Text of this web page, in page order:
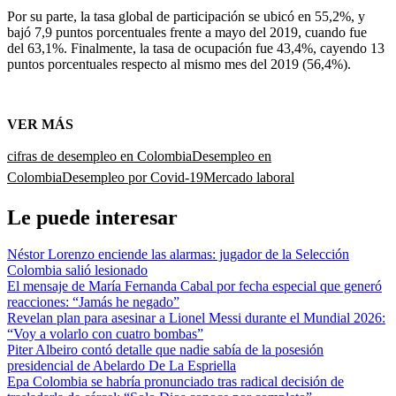
Por su parte, la tasa global de participación se ubicó en 55,2%, y
bajó 7,9 puntos porcentuales frente a mayo del 2019, cuando fue
del 63,1%. Finalmente, la tasa de ocupación fue 43,4%, cayendo 13
puntos porcentuales respecto al mismo mes del 2019 (56,4%).
VER MÁS
cifras de desempleo en ColombiaDesempleo en
ColombiaDesempleo por Covid-19Mercado laboral
Le puede interesar
Néstor Lorenzo enciende las alarmas: jugador de la Selección
Colombia salió lesionado
El mensaje de María Fernanda Cabal por fecha especial que generó
reacciones: “Jamás he negado”
Revelan plan para asesinar a Lionel Messi durante el Mundial 2026:
“Voy a volarlo con cuatro bombas”
Piter Albeiro contó detalle que nadie sabía de la posesión
presidencial de Abelardo De La Espriella
Epa Colombia se habría pronunciado tras radical decisión de